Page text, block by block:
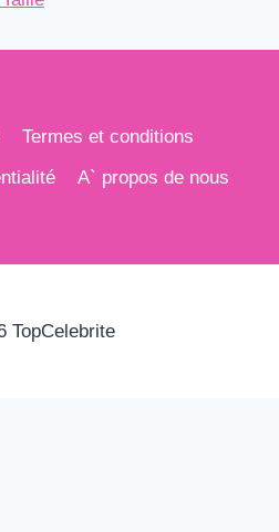
Termes et conditions
A` propos de nous
TopCelebrite